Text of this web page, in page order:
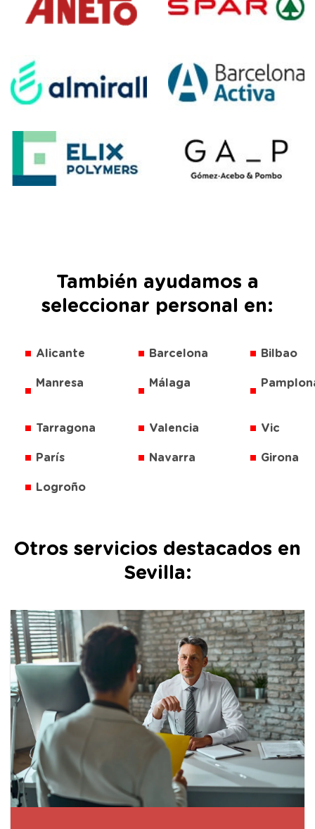
También ayudamos a
seleccionar personal en:
Alicante Barcelona Bilbao
Manresa Málaga
Tarragona Valencia Vic
París Navarra Girona
Logroño
Otros servicios destacados en
Sevilla: